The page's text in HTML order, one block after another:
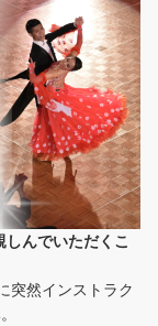
しんでいただくこ
突然インストラク